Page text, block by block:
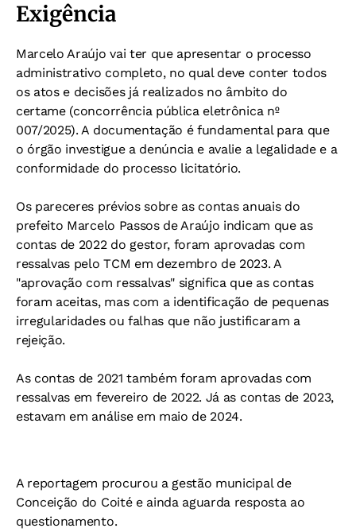
Exigência
Marcelo Araújo vai ter que apresentar o processo
administrativo completo, no qual deve conter todos
os atos e decisões já realizados no âmbito do
certame (concorrência pública eletrônica nº
007/2025). A documentação é fundamental para que
o órgão investigue a denúncia e avalie a legalidade e a
conformidade do processo licitatório.
Os pareceres prévios sobre as contas anuais do
prefeito Marcelo Passos de Araújo indicam que as
contas de 2022 do gestor, foram aprovadas com
ressalvas pelo TCM em dezembro de 2023. A
"aprovação com ressalvas" significa que as contas
foram aceitas, mas com a identificação de pequenas
irregularidades ou falhas que não justificaram a
rejeição.
As contas de 2021 também foram aprovadas com
ressalvas em fevereiro de 2022. Já as contas de 2023,
estavam em análise em maio de 2024.
A reportagem procurou a gestão municipal de
Conceição do Coité e ainda aguarda resposta ao
questionamento.